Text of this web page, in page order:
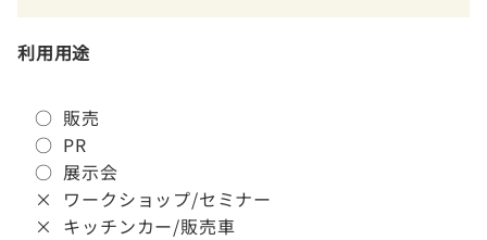
利用用途
○ 販売
○ PR
○ 展示会
× ワークショップ/セミナー
× キッチンカー/販売車